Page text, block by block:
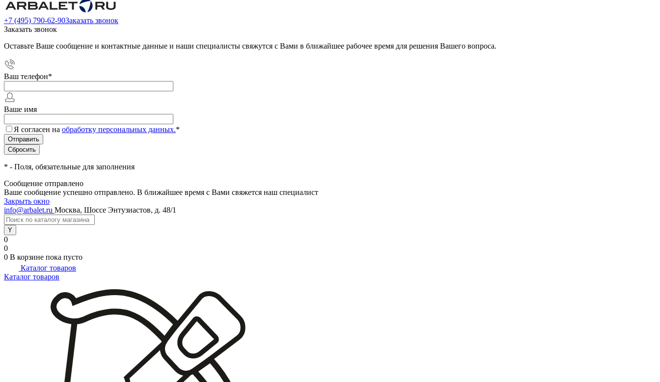
+7 (495) 790-62-90Заказать звонок
Заказать звонок
Оставьте Ваше сообщение и контактные данные и наши специалисты свяжутся с Вами в ближайшее рабочее время для решения Вашего вопроса.
Ваш телефон*
Ваше имя
Я согласен на обработку персональных данных.*
* - Поля, обязательные для заполнения
Сообщение отправлено
Ваше сообщение успешно отправлено. В ближайшее время с Вами свяжется наш специалист
Закрыть окно
info@arbalet.ru Москва, Шоссе Энтузиастов, д. 48/1
0
0
0 В корзине пока пусто
Каталог товаров
Каталог товаров